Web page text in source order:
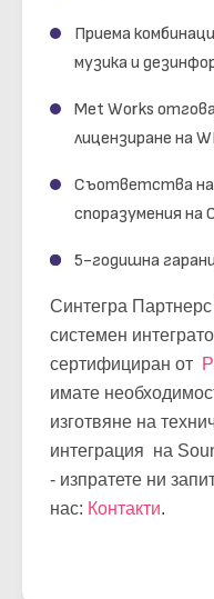
Приема
музика и
Met Works
лицензиране на
Съответства на
споразумения на
5-годишна
Синтегра
системен
сертифициран от
имате
изготвяне на
интеграция на
- изпратете ни
нас: Контакти.